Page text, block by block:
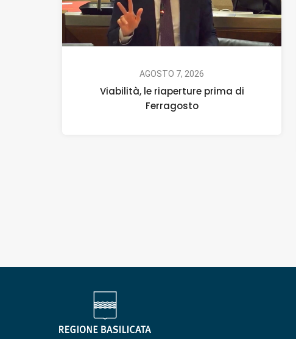
AGOSTO 7, 2026
Viabilità, le riaperture prima di
Ferragosto